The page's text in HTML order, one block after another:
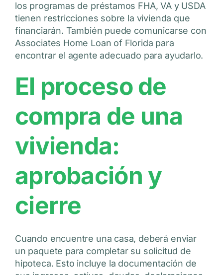
los programas de préstamos FHA, VA y USDA
tienen restricciones sobre la vivienda que
financiarán. También puede comunicarse con
Associates Home Loan of Florida para
encontrar el agente adecuado para ayudarlo.
El proceso de
compra de una
vivienda:
aprobación y
cierre
Cuando encuentre una casa, deberá enviar
un paquete para completar su solicitud de
hipoteca. Esto incluye la documentación de